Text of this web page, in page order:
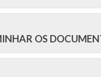
OS